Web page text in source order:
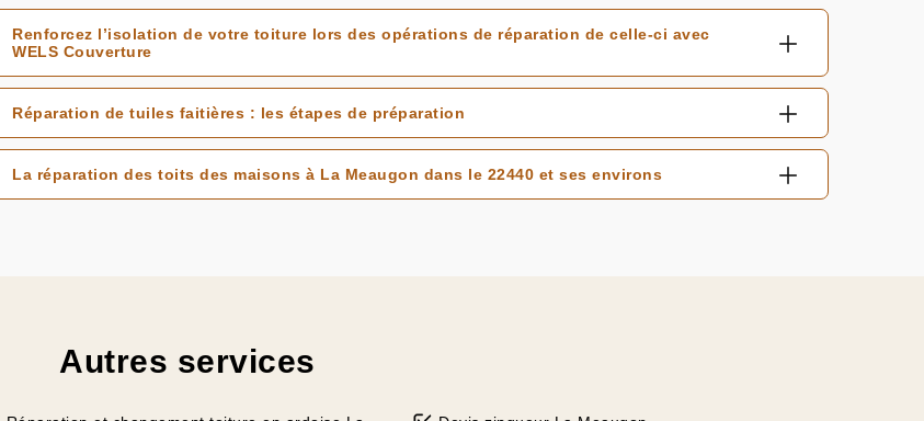
Renforcez l’isolation de votre toiture lors des opérations de réparation de celle-ci avec
WELS Couverture
Réparation de tuiles faitières : les étapes de préparation
La réparation des toits des maisons à La Meaugon dans le 22440 et ses environs
Autres services